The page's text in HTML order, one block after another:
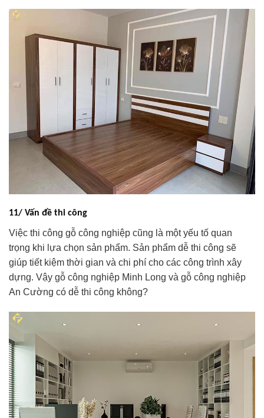
11/ Vấn đề thi công
Việc thi công gỗ công nghiệp cũng là một yếu tố quan
trọng khi lựa chọn sản phẩm. Sản phẩm dễ thi công sẽ
giúp tiết kiệm thời gian và chi phí cho các công trình xây
dựng. Vậy gỗ công nghiệp Minh Long và gỗ công nghiệp
An Cường có dễ thi công không?